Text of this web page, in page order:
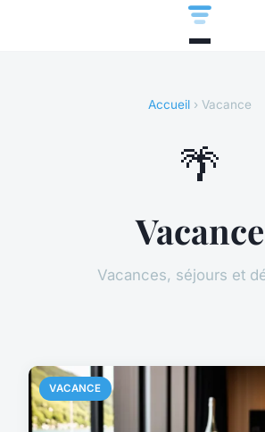
Accueil › Vacance
🌴
Vacance
Vacances, séjours et
VACANCE